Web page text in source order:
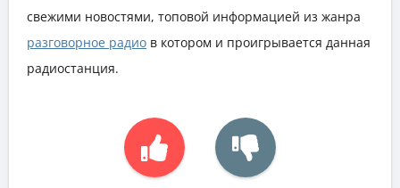
свежими новостями, топовой информацией из жанра
разговорное радио в котором и проигрывается данная
радиостанция.